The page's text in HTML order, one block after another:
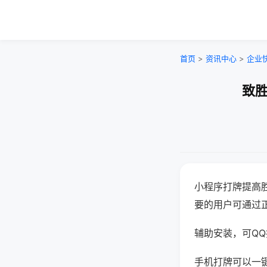
首页 > 资讯中心 > 企业
致
小程序打牌提高
要的用户可通过
辅助安装，可
手机打牌可以一